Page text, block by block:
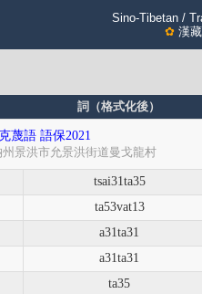
Sino-Tibetan /
✿ 漢
詞（格式化後）
蔑語 語保2021
景洪市允景洪街道曼戈龍村
tsai31ta35
ta53vat13
a31ta31
a31ta31
ta35